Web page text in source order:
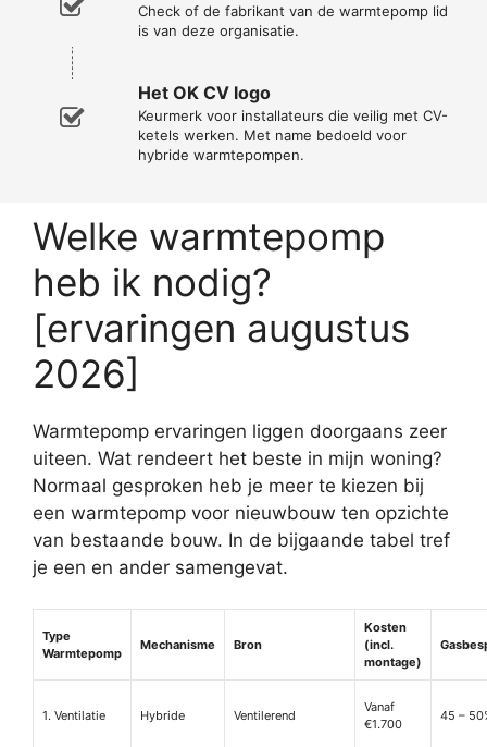
Check of de fabrikant van de warmtepomp lid
is van deze organisatie.
Het OK CV logo
Keurmerk voor installateurs die veilig met CV-
ketels werken. Met name bedoeld voor
hybride warmtepompen.
Welke warmtepomp
heb ik nodig?
[ervaringen augustus
2026]
Warmtepomp ervaringen liggen doorgaans zeer
uiteen. Wat rendeert het beste in mijn woning?
Normaal gesproken heb je meer te kiezen bij
een warmtepomp voor nieuwbouw ten opzichte
van bestaande bouw. In de bijgaande tabel tref
je een en ander samengevat.
Type
Warmtepomp
Mechanisme Bron
Kosten
(incl.
montage)
1. Ventilatie Hybride Ventilerend
Vanaf
€1.700
45 –